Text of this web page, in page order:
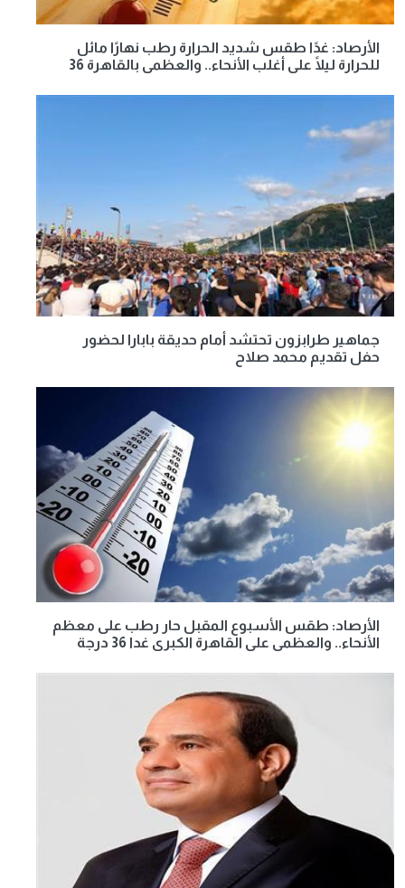
الأرصاد: غدًا طقس شديد الحرارة رطب نهارًا مائل
للحرارة ليلًا على أغلب الأنحاء.. والعظمى بالقاهرة 36
جماهير طرابزون تحتشد أمام حديقة بابارا لحضور
حفل تقديم محمد صلاح
الأرصاد: طقس الأسبوع المقبل حار رطب على معظم
الأنحاء.. والعظمى على القاهرة الكبرى غدا 36 درجة